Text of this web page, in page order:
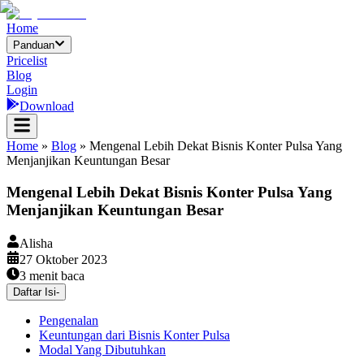
Home
Panduan
Pricelist
Blog
Login
Download
Home » Blog » Mengenal Lebih Dekat Bisnis Konter Pulsa Yang
Menjanjikan Keuntungan Besar
Mengenal Lebih Dekat Bisnis Konter Pulsa Yang
Menjanjikan Keuntungan Besar
Alisha
27 Oktober 2023
3 menit baca
Daftar Isi-
Pengenalan
Keuntungan dari Bisnis Konter Pulsa
Modal Yang Dibutuhkan